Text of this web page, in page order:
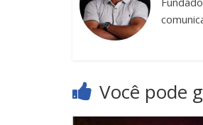
Você pode